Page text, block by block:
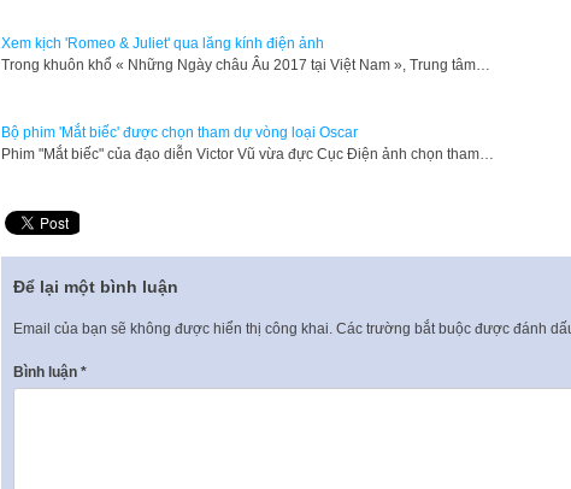
Xem kịch 'Romeo & Juliet' qua lăng kính điện ảnh
Trong khuôn khổ « Những Ngày châu Âu 2017 tại Việt Nam », Trung tâm…
Bộ phim 'Mắt biếc' được chọn tham dự vòng loại Oscar
Phim "Mắt biếc" của đạo diễn Victor Vũ vừa đực Cục Điện ảnh chọn tham…
Để lại một bình luận
Email của bạn sẽ không được hiển thị công khai. Các trường bắt buộc được đánh
Bình luận *